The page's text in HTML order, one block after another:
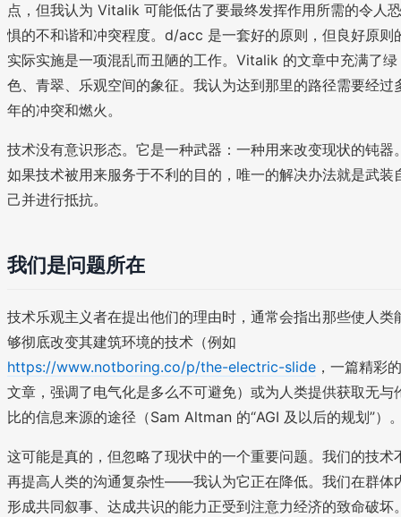
点，但我认为 Vitalik 可能低估了要最终发挥作用所需的令人恐
惧的不和谐和冲突程度。d/acc 是一套好的原则，但良好原则
实际实施是一项混乱而丑陋的工作。Vitalik 的文章中充满了绿
色、青翠、乐观空间的象征。我认为达到那里的路径需要经过
年的冲突和燃火。
技术没有意识形态。它是一种武器：一种用来改变现状的钝器
如果技术被用来服务于不利的目的，唯一的解决办法就是武装
己并进行抵抗。
我们是问题所在
技术乐观主义者在提出他们的理由时，通常会指出那些使人类
够彻底改变其建筑环境的技术（例如
https://www.notboring.co/p/the-electric-slide ，一篇精彩的
文章，强调了电气化是多么不可避免）或为人类提供获取无与
比的信息来源的途径（Sam Altman 的“AGI 及以后的规划”）
这可能是真的，但忽略了现状中的一个重要问题。我们的技术
再提高人类的沟通复杂性——我认为它正在降低。我们在群体
形成共同叙事、达成共识的能力正受到注意力经济的致命破坏